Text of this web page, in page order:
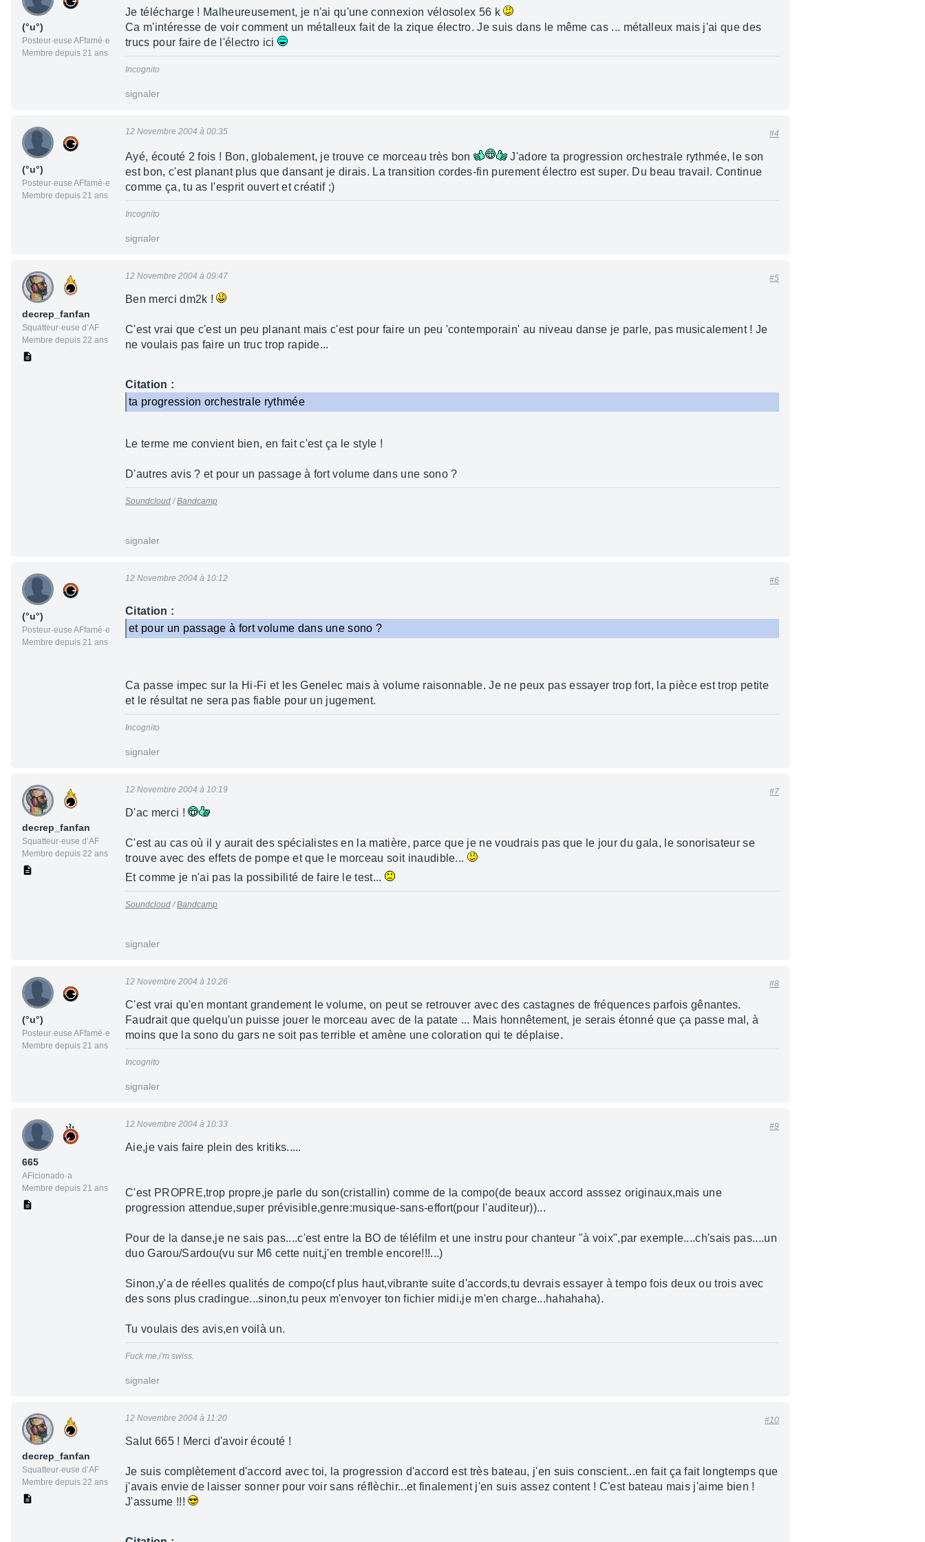
(°u°)
Posteur·euse AFfamé·e
Membre depuis 21 ans
Je télécharge ! Malheureusement, je n'ai qu'une connexion vélosolex 56 k
Ca m'intéresse de voir comment un métalleux fait de la zique électro. Je suis dans le même cas ... métalleux mais j'ai que des
trucs pour faire de l'électro ici
Incognito
signaler
(°u°)
Posteur·euse AFfamé·e
Membre depuis 21 ans
12 Novembre 2004 à 00:35 #4
Ayé, écouté 2 fois ! Bon, globalement, je trouve ce morceau très bon
J'adore ta progression orchestrale rythmée, le son
est bon, c'est planant plus que dansant je dirais. La transition cordes-fin purement électro est super. Du beau travail. Continue
comme ça, tu as l'esprit ouvert et créatif ;)
Incognito
signaler
decrep_fanfan
Squatteur·euse d’AF
Membre depuis 22 ans
12 Novembre 2004 à 09:47 #5
Ben merci dm2k !
C'est vrai que c'est un peu planant mais c'est pour faire un peu 'contemporain' au niveau danse je parle, pas musicalement ! Je
ne voulais pas faire un truc trop rapide...
Citation :
ta progression orchestrale rythmée
Le terme me convient bien, en fait c'est ça le style !
D'autres avis ? et pour un passage à fort volume dans une sono ?
Soundcloud/Bandcamp
signaler
(°u°)
Posteur·euse AFfamé·e
Membre depuis 21 ans
12 Novembre 2004 à 10:12 #6
Citation :
et pour un passage à fort volume dans une sono ?
Ca passe impec sur la Hi-Fi et les Genelec mais à volume raisonnable. Je ne peux pas essayer trop fort, la pièce est trop petite
et le résultat ne sera pas fiable pour un jugement.
Incognito
signaler
decrep_fanfan
Squatteur·euse d’AF
Membre depuis 22 ans
12 Novembre 2004 à 10:19 #7
D'ac merci !
C'est au cas où il y aurait des spécialistes en la matière, parce que je ne voudrais pas que le jour du gala, le sonorisateur se
trouve avec des effets de pompe et que le morceau soit inaudible...
Et comme je n'ai pas la possibilité de faire le test...
Soundcloud/Bandcamp
signaler
(°u°)
Posteur·euse AFfamé·e
Membre depuis 21 ans
12 Novembre 2004 à 10:26 #8
C'est vrai qu'en montant grandement le volume, on peut se retrouver avec des castagnes de fréquences parfois gênantes.
Faudrait que quelqu'un puisse jouer le morceau avec de la patate ... Mais honnêtement, je serais étonné que ça passe mal, à
moins que la sono du gars ne soit pas terrible et amène une coloration qui te déplaise.
Incognito
signaler
665
AFicionado·a
Membre depuis 21 ans
12 Novembre 2004 à 10:33 #9
Aie,je vais faire plein des kritiks.....
C'est PROPRE,trop propre,je parle du son(cristallin) comme de la compo(de beaux accord asssez originaux,mais une
progression attendue,super prévisible,genre:musique-sans-effort(pour l'auditeur))...
Pour de la danse,je ne sais pas....c'est entre la BO de téléfilm et une instru pour chanteur "à voix",par exemple....ch'sais pas....un
duo Garou/Sardou(vu sur M6 cette nuit,j'en tremble encore!!!...)
Sinon,y'a de réelles qualités de compo(cf plus haut,vibrante suite d'accords,tu devrais essayer à tempo fois deux ou trois avec
des sons plus cradingue...sinon,tu peux m'envoyer ton fichier midi,je m'en charge...hahahaha).
Tu voulais des avis,en voilà un.
Fuck me,i'm swiss.
signaler
decrep_fanfan
Squatteur·euse d’AF
Membre depuis 22 ans
12 Novembre 2004 à 11:20 #10
Salut 665 ! Merci d'avoir écouté !
Je suis complètement d'accord avec toi, la progression d'accord est très bateau, j'en suis conscient...en fait ça fait longtemps que
j'avais envie de laisser sonner pour voir sans réflèchir...et finalement j'en suis assez content ! C'est bateau mais j'aime bien !
J'assume !!!